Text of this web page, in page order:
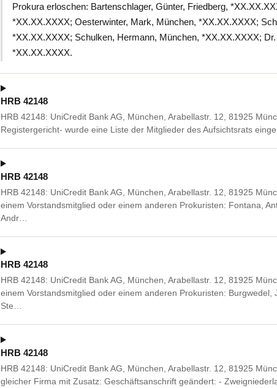
Prokura erloschen: Bartenschlager, Günter, Friedberg,
*XX.XX.XXXX; Oesterwinter, Mark, München, *XX.XX.XXXX;
*XX.XX.XXXX; Schulken, Hermann, München, *XX.XX.XXXX;
*XX.XX.XXXX.
HRB 42148
HRB 42148: UniCredit Bank AG, München, Arabellastr. 12, 81925
Registergericht- wurde eine Liste der Mitglieder des Aufsichtsrats
HRB 42148
HRB 42148: UniCredit Bank AG, München, Arabellastr. 12, 81925
einem Vorstandsmitglied oder einem anderen Prokuristen: Fontana,
Andr…
HRB 42148
HRB 42148: UniCredit Bank AG, München, Arabellastr. 12, 81925
einem Vorstandsmitglied oder einem anderen Prokuristen: Burgwedel,
Ste…
HRB 42148
HRB 42148: UniCredit Bank AG, München, Arabellastr. 12, 81925
gleicher Firma mit Zusatz: Geschäftsanschrift geändert: -